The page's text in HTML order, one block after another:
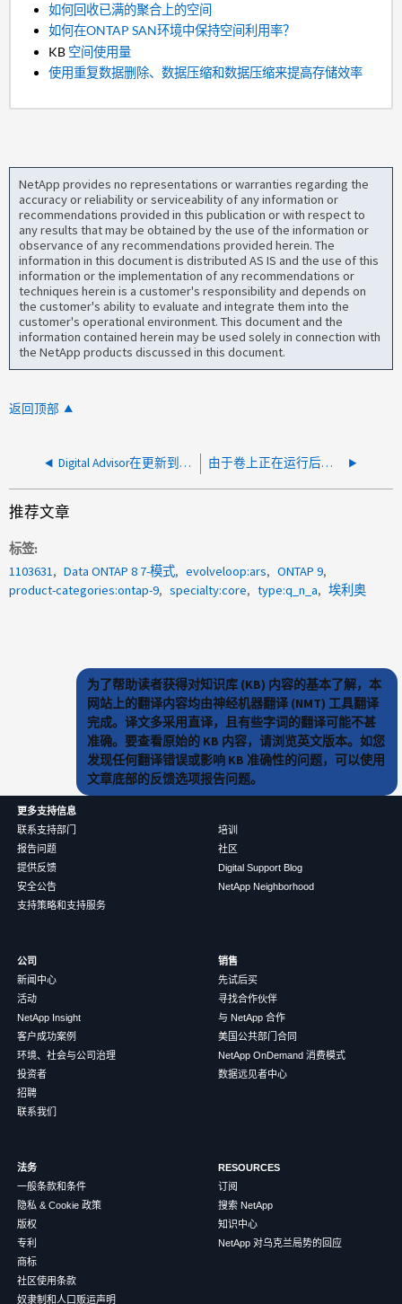
如何回收已满的聚合上的空间
如何在ONTAP SAN环境中保持空间利用率？
KB 空间使用量
使用重复数据删除、数据压缩和数据压缩来提高存储效率
NetApp provides no representations or warranties regarding the
accuracy or reliability or serviceability of any information or
recommendations provided in this publication or with respect to
any results that may be obtained by the use of the information or
observance of any recommendations provided herein. The
information in this document is distributed AS IS and the use of this
information or the implementation of any recommendations or
techniques herein is a customer's responsibility and depends on
the customer's ability to evaluate and integrate them into the
customer's operational environment. This document and the
information contained herein may be used solely in connection with
the NetApp products discussed in this document.
返回顶部
Digital Advisor在更新到ONTAP 9.10.1+后报告NTP风险 由于卷上正在运行后台重复数据删除、禁用T(SSE)失败
推荐文章
标签
1103631
Data ONTAP 8 7-模式 evolveloop:ars
ONTAP 9
product-categories:ontap-9
specialty:core type:q_n_a 埃利奥
为了帮助读者获得对知识库 (KB) 内容的基本了解，本
网站上的翻译内容均由神经机器翻译 (NMT) 工具翻译
完成。译文多采用直译，且有些字词的翻译可能不甚
准确。要查看原始的 KB 内容，请浏览英文版本。如您
发现任何翻译错误或影响 KB 准确性的问题，可以使用
文章底部的反馈选项报告问题。
更多支持信息
联系支持部门
报告问题
提供反馈
安全公告
支持策略和支持服务
培训
社区
Digital Support Blog
NetApp Neighborhood
公司
新闻中心
活动
NetApp Insight
客户成功案例
环境、社会与公司治理
投资者
招聘
联系我们
销售
先试后买
寻找合作伙伴
与 NetApp 合作
美国公共部门合同
NetApp OnDemand 消费模式
数据远见者中心
法务
一般条款和条件
隐私 & Cookie 政策
版权
专利
商标
社区使用条款
奴隶制和人口贩运声明
RESOURCES
订阅
搜索 NetApp
知识中心
NetApp 对乌克兰局势的回应